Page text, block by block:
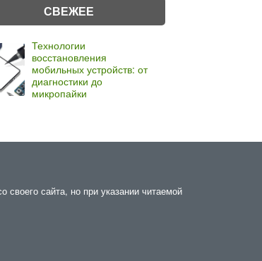
СВЕЖЕЕ
Технологии
восстановления
мобильных устройств: от
диагностики до
микропайки
сайта, но при указании читаемой